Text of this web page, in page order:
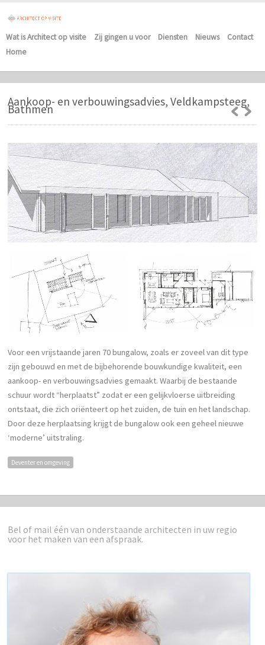
Wat is Architect op visite Zij gingen u voor Diensten Nieuws
Contact
Home
Aankoop- en verbouwingsadvies, Veldkampsteeg,
Bathmen
Voor een vrijstaande jaren 70 bungalow, zoals er zoveel van dit type
zijn gebouwd en met de bijbehorende bouwkundige kwaliteit, een
aankoop- en verbouwingsadvies gemaakt. Waarbij de bestaande
schuur wordt “herplaatst” zodat er een gelijkvloerse uitbreiding
ontstaat, die zich oriënteert op het zuiden, de tuin en het landschap.
Door deze herplaatsing krijgt de bungalow ook een geheel nieuwe
‘moderne’ uitstraling.
Deventer en omgeving
Bel of mail één van onderstaande architecten in uw regio
voor het maken van een afspraak.